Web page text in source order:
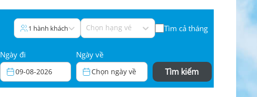
Chọn ghế ngồi
1 hành khách Chọn hạng vé Tìm cả tháng
Ngày đi
09-08-2026
Ngày về
Chọn ngày về Tìm kiếm